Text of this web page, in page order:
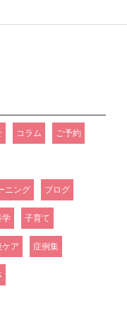
コラム ご予約
ニング ブログ
学 子育て
ケア 症例集